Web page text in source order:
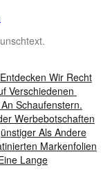
Wir Recht
Verschiedenen
Schaufenstern.
Werbebotschaften
Als Andere
Markenfolien
Lange